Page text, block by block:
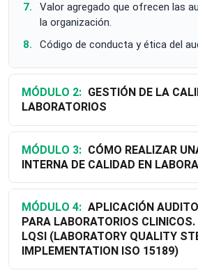
Valor agregado que ofrecen las
la organización.
Código de conducta y ética del
MÓDULO 2:
LABORATORIOS
MÓDULO 3:
INTERNA DE CALIDAD EN
MÓDULO 4: APLICACIÓN AUDITORIA INTERNA
PARA LABORATORIOS
LQSI (LABORATORY QUALITY
IMPLEMENTATION ISO 15189)